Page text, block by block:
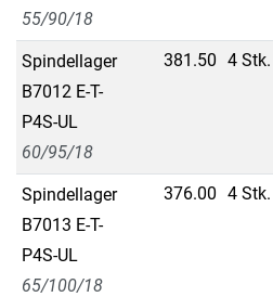
55/90/18
Spindellager
B7012 E-T-
P4S-UL
60/95/18
381.50 4 Stk.
Spindellager
B7013 E-T-
P4S-UL
65/100/18
376.00 4 Stk.